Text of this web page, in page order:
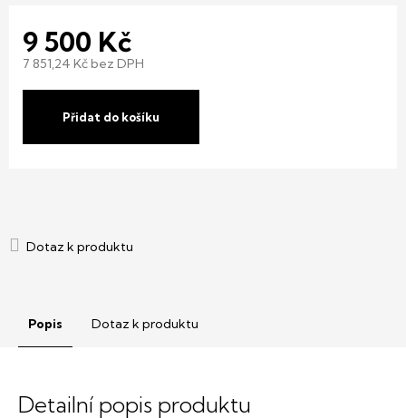
9 500 Kč
7 851,24 Kč bez DPH
Přidat do košíku
Popis Dotaz k produktu
Detailní popis produktu